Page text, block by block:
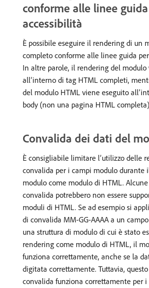
conforme alle linee
accessibilità
È possibile eseguire il rendering di un
completo conforme alle linee guida per
In altre parole, il rendering del modulo
all’interno di tag HTML completi,
del modulo HTML viene eseguito
body (non una pagina HTML
Convalida dei dati del
È consigliabile limitare l’utilizzo delle
convalida per i campi modulo durante
modulo come modulo di HTML.
convalida potrebbero non essere
moduli di HTML. Se ad esempio si
di convalida MM-GG-AAAA a un campo
una struttura di modulo di cui è stato
rendering come modulo di HTML, il
funziona correttamente, anche se la
digitata correttamente. Tuttavia,
convalida funziona correttamente per